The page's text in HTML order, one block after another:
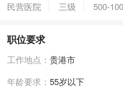
民营医院
三级 500-
职位要求
工作地点：贵港市
年龄要求：55岁以下